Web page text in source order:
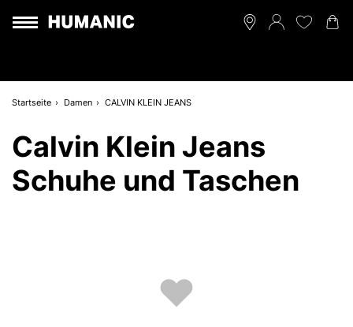
Startseite Damen CALVIN KLEIN JEANS
Calvin Klein Jeans
Schuhe und Taschen